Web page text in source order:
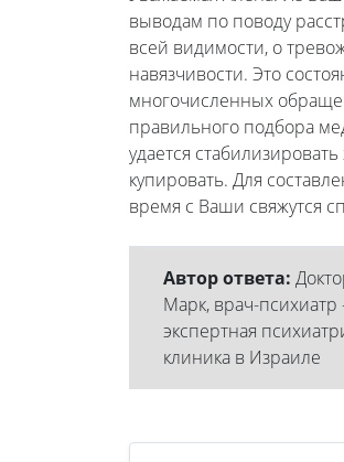
выводам по поводу
всей видимости, о
навязчивости. Это
многочисленных
правильного подбора
удается
купировать. Для
время с Ваши свяжутся
Автор ответа:
Марк, врач-психиатр
экспертная
клиника в Израиле